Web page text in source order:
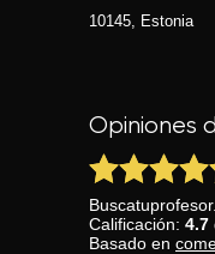
10145, Estonia
Opiniones
Calificación: 4.7
Basado en